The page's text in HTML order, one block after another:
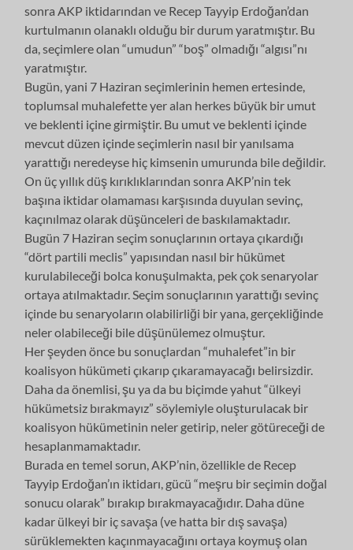
sonra AKP iktidarından ve Recep Tayyip Erdoğan’dan
kurtulmanın olanaklı olduğu bir durum yaratmıştır. Bu
da, seçimlere olan “umudun” “boş” olmadığı “algısı”nı
yaratmıştır.
Bugün, yani 7 Haziran seçimlerinin hemen ertesinde,
toplumsal muhalefette yer alan herkes büyük bir umut
ve beklenti içine girmiştir. Bu umut ve beklenti içinde
mevcut düzen içinde seçimlerin nasıl bir yanılsama
yarattığı neredeyse hiç kimsenin umurunda bile değildir.
On üç yıllık düş kırıklıklarından sonra AKP’nin tek
başına iktidar olamaması karşısında duyulan sevinç,
kaçınılmaz olarak düşünceleri de baskılamaktadır.
Bugün 7 Haziran seçim sonuçlarının ortaya çıkardığı
“dört partili meclis” yapısından nasıl bir hükümet
kurulabileceği bolca konuşulmakta, pek çok senaryolar
ortaya atılmaktadır. Seçim sonuçlarının yarattığı sevinç
içinde bu senaryoların olabilirliği bir yana, gerçekliğinde
neler olabileceği bile düşünülemez olmuştur.
Her şeyden önce bu sonuçlardan “muhalefet”in bir
koalisyon hükümeti çıkarıp çıkaramayacağı belirsizdir.
Daha da önemlisi, şu ya da bu biçimde yahut “ülkeyi
hükümetsiz bırakmayız” söylemiyle oluşturulacak bir
koalisyon hükümetinin neler getirip, neler götüreceği de
hesaplanmamaktadır.
Burada en temel sorun, AKP’nin, özellikle de Recep
Tayyip Erdoğan’ın iktidarı, gücü “meşru bir seçimin doğal
sonucu olarak” bırakıp bırakmayacağıdır. Daha düne
kadar ülkeyi bir iç savaşa (ve hatta bir dış savaşa)
sürüklemekten kaçınmayacağını ortaya koymuş olan